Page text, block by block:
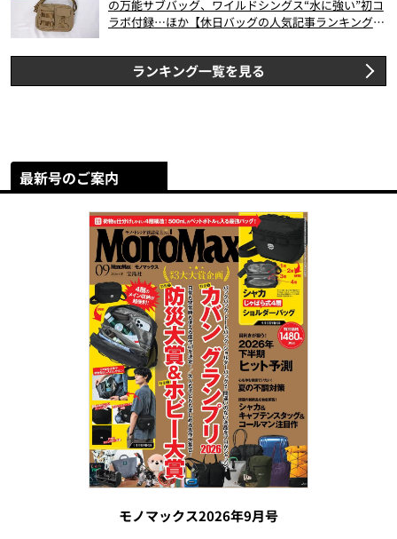
の万能サブバッグ、ワイルドシングス“水に強い”初コ
ラボ付録…ほか【休日バッグの人気記事ランキングベ
ランキング一覧を見る
最新号のご案内
モノマックス2026年9月号